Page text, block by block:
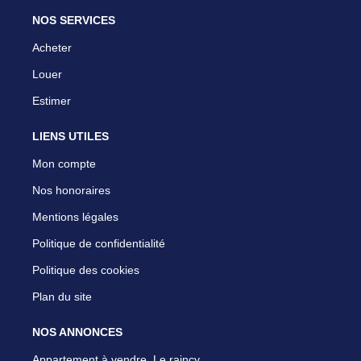
NOS SERVICES
Acheter
Louer
Estimer
LIENS UTILES
Mon compte
Nos honoraires
Mentions légales
Politique de confidentialité
Politique des cookies
Plan du site
NOS ANNONCES